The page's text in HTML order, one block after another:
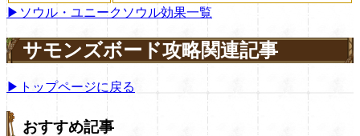
▶ソウル・ユニークソウル効果一覧
サモンズボード攻略関連記事
▶トップページに戻る
おすすめ記事